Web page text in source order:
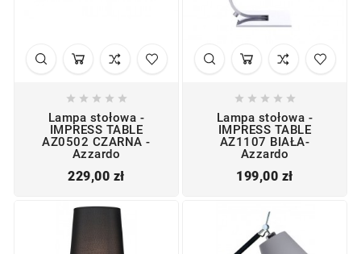
    
Lampa stołowa -
IMPRESS TABLE
AZ0502 CZARNA -
Azzardo
229,00 złCena
    
Lampa stołowa -
IMPRESS TABLE
AZ1107 BIAŁA-
Azzardo
199,00 złCena